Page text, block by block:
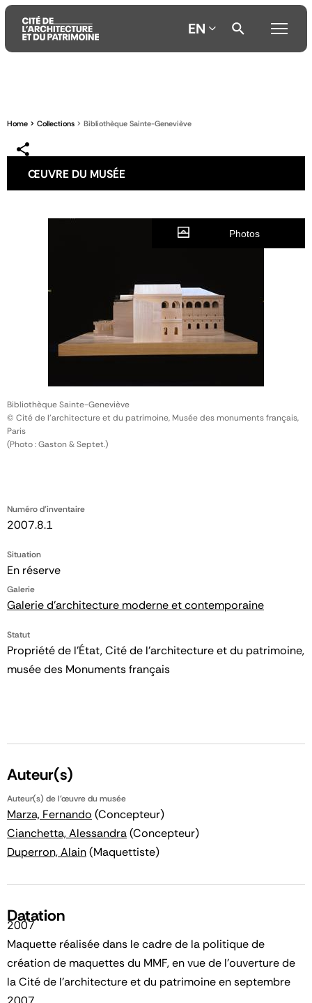
contenu
menu
la
EN
Home Collections Bibliothèque Sainte-Geneviève
ŒUVRE DU MUSÉE
Numéro d'inventaire
2007.8.1
Situation
En réserve
Galerie
Galerie d'architecture moderne et contemporaine
Statut
Propriété de l’État, Cité de l’architecture et du patrimoine,
musée des Monuments français
Bibliothèque Sainte-Geneviève
© Cité de l'architecture et du patrimoine, Musée des monuments français,
Paris
(Photo : Gaston & Septet.)
Photos
Auteur(s)
Auteur(s) de l'œuvre du musée
Marza, Fernando (Concepteur)
Cianchetta, Alessandra(Concepteur)
Duperron, Alain(Maquettiste)
Datation
2007
Maquette réalisée dans le cadre de la politique de
création de maquettes du MMF, en vue de l'ouverture de
la Cité de l'architecture et du patrimoine en septembre